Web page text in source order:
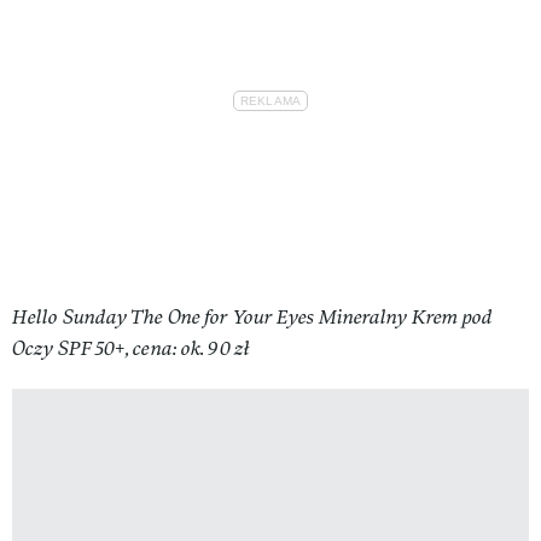
Hello Sunday The One for Your Eyes Mineralny Krem pod
Oczy SPF 50+, cena: ok. 90 zł